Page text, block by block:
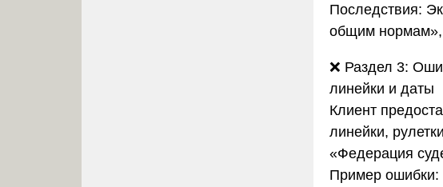
Последствия:
общим нормам»,
❌ Раздел 3:
линейки и даты
Клиент
линейки,
«Федерация
Пример ошибки: